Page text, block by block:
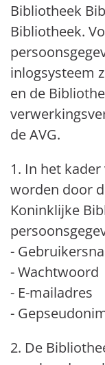
Bibliotheek
Bibliotheek.
inlogsysteem
en de
de AVG.
1. In het
worden door
Koninklijke
-
- Wachtwoord
- E-mailadres
-
2. De